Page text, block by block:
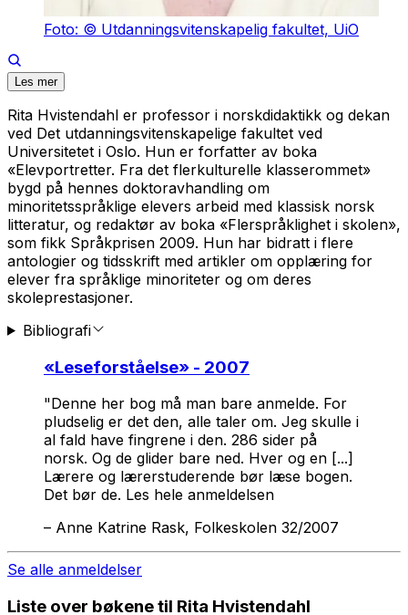
Foto: © Utdanningsvitenskapelig fakultet, UiO
Les mer
Rita Hvistendahl er professor i norskdidaktikk og dekan
ved Det utdanningsvitenskapelige fakultet ved
Universitetet i Oslo. Hun er forfatter av boka
«Elevportretter. Fra det flerkulturelle klasserommet»
bygd på hennes doktoravhandling om
minoritetsspråklige elevers arbeid med klassisk norsk
litteratur, og redaktør av boka «Flerspråklighet i skolen»,
som fikk Språkprisen 2009. Hun har bidratt i flere
antologier og tidsskrift med artikler om opplæring for
elever fra språklige minoriteter og om deres
skoleprestasjoner.
Bibliografi
«Leseforståelse» - 2007
"Denne her bog må man bare anmelde. For
pludselig er det den, alle taler om. Jeg skulle i
al fald have fingrene i den. 286 sider på
norsk. Og de glider bare ned. Hver og en [...]
Lærere og lærerstuderende bør læse bogen.
Det bør de. Les hele anmeldelsen
– Anne Katrine Rask, Folkeskolen 32/2007
Se alle anmeldelser
Liste over bøkene til Rita Hvistendahl